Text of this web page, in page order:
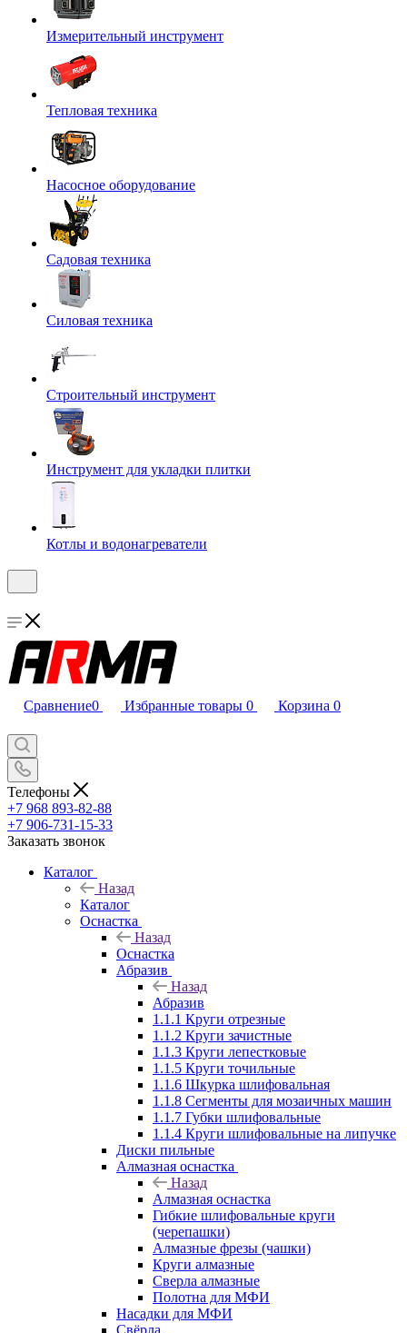
Измерительный инструмент
Тепловая техника
Насосное оборудование
Садовая техника
Силовая техника
Строительный инструмент
Инструмент для укладки плитки
Котлы и водонагреватели
Сравнение0 Избранные товары 0 Корзина 0
Телефоны
+7 968 893-82-88
+7 906-731-15-33
Заказать звонок
Каталог
Назад
Каталог
Оснастка
Назад
Оснастка
Абразив
Назад
Абразив
1.1.1 Круги отрезные
1.1.2 Круги зачистные
1.1.3 Круги лепестковые
1.1.5 Круги точильные
1.1.6 Шкурка шлифовальная
1.1.8 Сегменты для мозаичных машин
1.1.7 Губки шлифовальные
1.1.4 Круги шлифовальные на липучке
Диски пильные
Алмазная оснастка
Назад
Алмазная оснастка
Гибкие шлифовальные круги
(черепашки)
Алмазные фрезы (чашки)
Круги алмазные
Сверла алмазные
Полотна для МФИ
Насадки для МФИ
Свёрла